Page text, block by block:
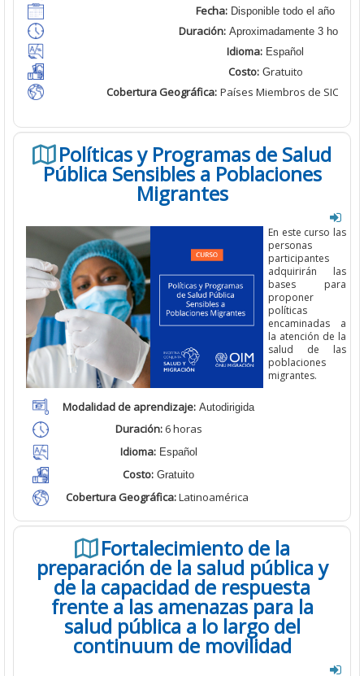
Fecha: Disponible todo el año
Duración:Aproximadamente 3 horas
Idioma: Español
Costo:Gratuito
Cobertura Geográfica: Países Miembros de SICA /
Políticas y Programas de Salud
Pública Sensibles a Poblaciones
Migrantes
En este curso las
personas
participantes
adquirirán las
bases para
proponer
políticas
encaminadas a
la atención de la
salud de las
poblaciones
migrantes.
Modalidad de aprendizaje: Autodirigida
Duración: 6 horas
Idioma:Español
Costo: Gratuito
Cobertura Geográfica:Latinoamérica
Fortalecimiento de la
preparación de la salud pública y
de la capacidad de respuesta
frente a las amenazas para la
salud pública a lo largo del
continuum de movilidad